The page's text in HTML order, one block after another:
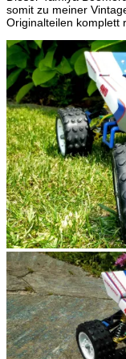
somit zu meiner
Originalteilen komplett
Tamiya Boomerang